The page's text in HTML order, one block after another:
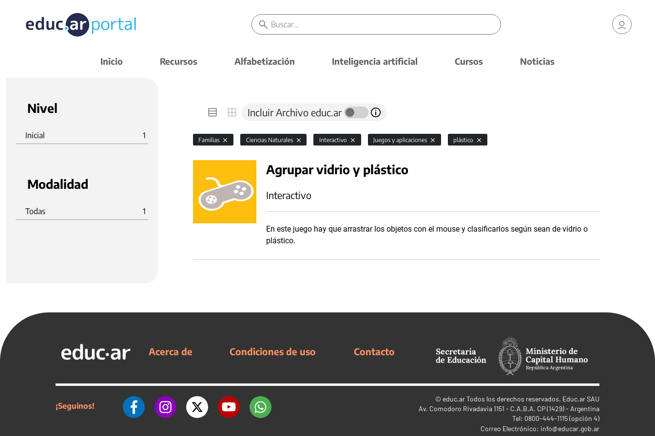
Inicio Recursos Alfabetización Inteligencia artificial Cursos Noticias
Nivel
Inicial 1
Modalidad
Todas 1
Incluir Archivo educ.ar
Familias Ciencias Naturales Interactivo Juegos y aplicaciones plástico
Agrupar vidrio y plástico
Interactivo
En este juego hay que arrastrar los objetos con el mouse y clasificarlos según sean de vidrio o
plástico.
Acerca de Condiciones de uso Contacto
¡Seguinos!
© educ.arTodos los derechos reservados. Educ.ar SAU
Av. Comodoro Rivadavia 1151 - C.A.B.A. CP (1429) - Argentina
Tel: 0800-444-1115 (opción 4)
Correo Electrónico: info@educar.gob.ar